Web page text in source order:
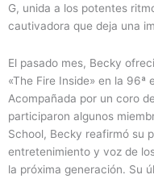
G, unida a los potentes
cautivadora que deja una
El pasado mes, Becky
«The Fire Inside» en la 96ª
Acompañada por un coro
participaron algunos
School, Becky reafirmó su
entretenimiento y voz de
la próxima generación. Su